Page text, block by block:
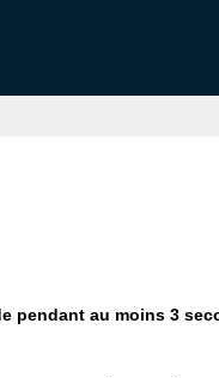
pendant au moins 3